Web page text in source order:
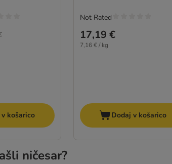
košarico
17,19 €
7,16 € / kg
Not Rated
Dodaj v košarico
ničesar?